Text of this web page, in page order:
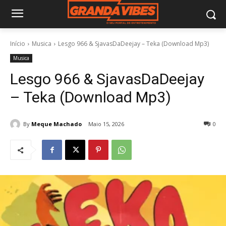
Início Musica Lesgo 966 & SjavasDaDeejay – Teka (Download Mp3)
Musica
Lesgo 966 & SjavasDaDeejay
– Teka (Download Mp3)
By Meque Machado Maio 15, 2026 0